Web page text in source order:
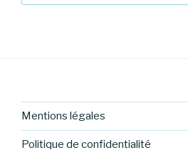
Mentions légales
Politique de confidentialité